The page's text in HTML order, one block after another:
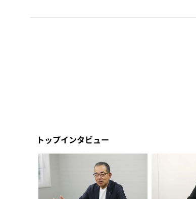
トップインタビュー